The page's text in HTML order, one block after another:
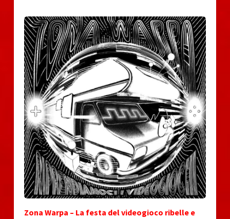
Zona Warpa – La festa del videogioco ribelle e